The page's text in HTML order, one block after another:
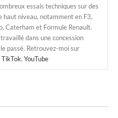
essais techniques sur des
haut niveau, notamment en F3,
Caterham et Formule Renault.
dans une concession
passé. Retrouvez-moi sur
TikTok, YouTube